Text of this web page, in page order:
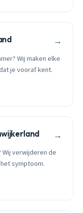
→
Wij maken elke
je vooraf kent.
→
verwijderen de
symptoom.